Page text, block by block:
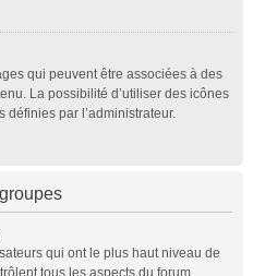
qui peuvent être associées à des
La possibilité d’utiliser des icônes
par l’administrateur.
qui ont le plus haut niveau de
tous les aspects du forum